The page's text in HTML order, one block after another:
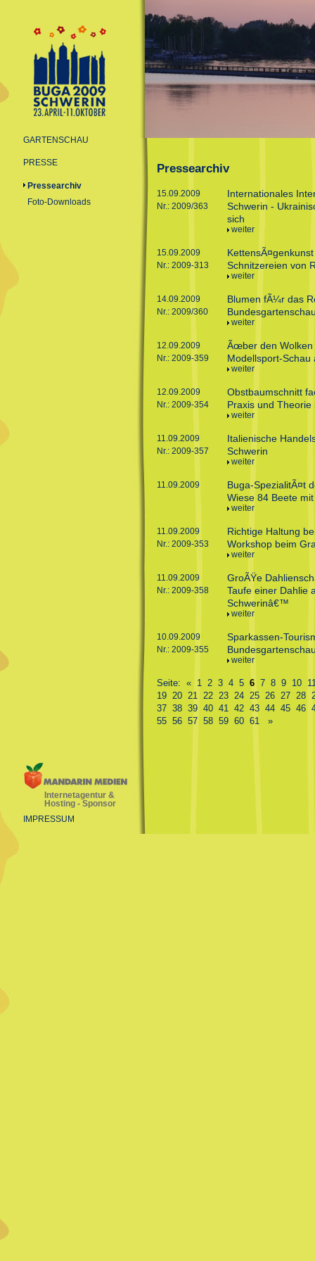
GARTENSCHAU
PRESSE
Pressearchiv
Foto-Downloads
Pressearchiv
15.09.2009
Nr.: 2009/363
Internationales
Schwerin -
sich
weiter
15.09.2009
Nr.: 2009-313
Schnitzereien von
weiter
14.09.2009
Nr.: 2009/360
Blumen fÃ¼r das
weiter
12.09.2009
Nr.: 2009-359
Ãœber den Wolken
Modellsport-Schau
weiter
12.09.2009
Nr.: 2009-354
Obstbaumschnitt
Praxis und
weiter
11.09.2009
Nr.: 2009-357
Italienische
Schwerin
weiter
11.09.2009
Buga-SpezialitÃ¤t
Wiese 84 Beete
weiter
11.09.2009
Nr.: 2009-353
Richtige Haltung
Workshop beim
weiter
11.09.2009
Nr.: 2009-358
GroÃŸe
Taufe einer Dahlie
Schwerinâ€™
weiter
10.09.2009
Nr.: 2009-355
Sparkassen-
weiter
Seite: « 1 2 3 4 5 6 7 8 9 10
19 20 21 22 23 24 25 26 27 28
37 38 39 40 41 42 43 44 45 46
55 56 57 58 59 60 61 »
Internetagentur &
Hosting - Sponsor
IMPRESSUM